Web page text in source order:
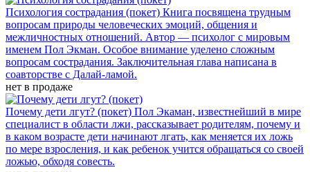
Психология сострадания (покет) Книга посвящена трудным
вопросам природы человеческих эмоций, общения и
межличностных отношений. Автор — психолог с мировым
именем Пол Экман. Особое внимание уделено сложным
вопросам сострадания. Заключительная глава написана в
соавторстве с Далай-ламой.
нет в продаже
Почему дети лгут? (покет) Пол Экаман, известнейший в мире
специалист в области лжи, рассказывает родителям, почему и
в каком возрасте дети начинают лгать, как меняется их ложь
по мере взросления, и как ребенок учится обращаться со своей
ложью, обходя совесть.